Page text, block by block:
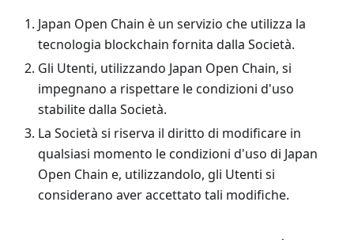
Japan Open Chain è un servizio che utilizza la
tecnologia blockchain fornita dalla Società.
Gli Utenti, utilizzando Japan Open Chain, si
impegnano a rispettare le condizioni d'uso
stabilite dalla Società.
La Società si riserva il diritto di modificare in
qualsiasi momento le condizioni d'uso di Japan
Open Chain e, utilizzandolo, gli Utenti si
considerano aver accettato tali modifiche.